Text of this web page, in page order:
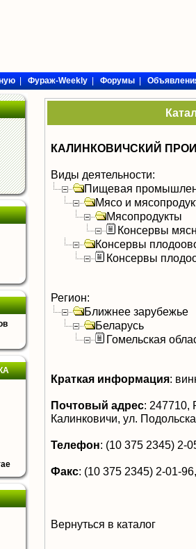
|Фураж-Weekly|Форумы|
КАЛИНКОВИЧСКИЙ
Виды деятельности:
Пищевая
Мясо и
Мясопродукты
Консервы
Консервы
Консервы
Регион:
Ближнее зарубежье
Беларусь
Гомельская
Краткая информация:
Почтовый адрес: 247710,
Калинковичи, ул.
Телефон: (10 375 2345) 2-
Факс: (10 375 2345) 2-01-
Вернуться в каталог